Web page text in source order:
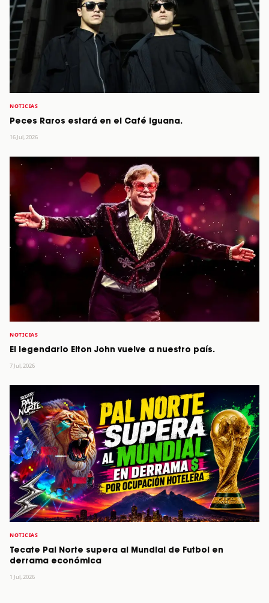
NOTICIAS
Peces Raros estará en el Café Iguana.
16 Jul, 2026
NOTICIAS
El legendario Elton John vuelve a nuestro país.
7 Jul, 2026
NOTICIAS
Tecate Pal Norte supera al Mundial de Futbol en
derrama económica
1 Jul, 2026